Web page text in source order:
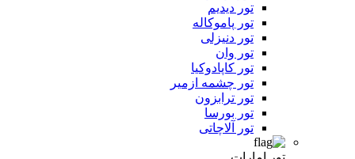
تور دیدیم
تور پاموکاله
تور دنیزلی
تور وان
تور کاپادوکیا
تور چشمه ازمیر
تور ترابزون
تور بورسا
تور آلاچاتی